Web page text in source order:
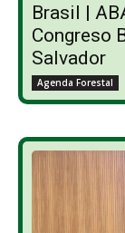
Brasil |
Congreso
Salvador
Agenda Forestal